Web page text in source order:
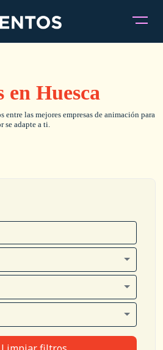
en Huesca
entre las mejores empresas de animación para
se adapte a ti.